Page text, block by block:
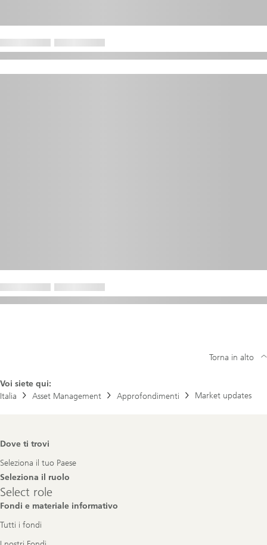
Voi siete qui:
Italia
Asset Management Approfondimenti Market updates
Torna in alto
Footer
Dove ti trovi
Seleziona il tuo Paese
Seleziona il ruolo
Select
role
Select role
Fondi e materiale informativo
Tutti i fondi